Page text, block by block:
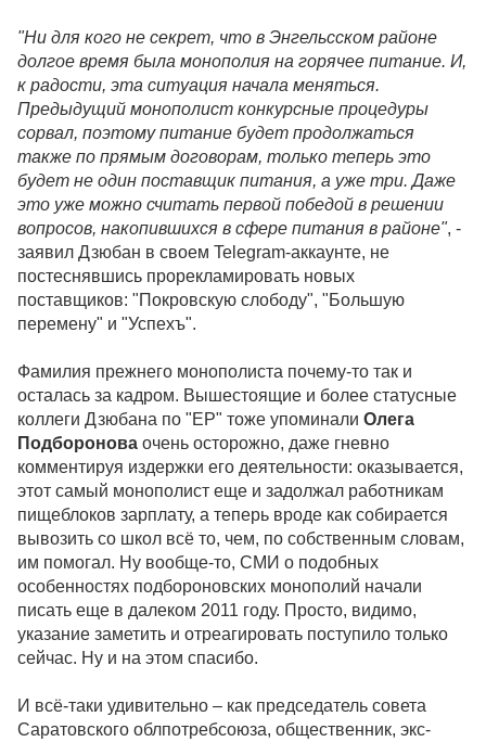
"Ни для кого не секрет, что в Энгельсском районе
долгое время была монополия на горячее питание. И,
к радости, эта ситуация начала меняться.
Предыдущий монополист конкурсные процедуры
сорвал, поэтому питание будет продолжаться
также по прямым договорам, только теперь это
будет не один поставщик питания, а уже три. Даже
это уже можно считать первой победой в решении
вопросов, накопившихся в сфере питания в районе", -
заявил Дзюбан в своем Telegram-аккаунте, не
постеснявшись прорекламировать новых
поставщиков: "Покровскую слободу", "Большую
перемену" и "Успехъ".
Фамилия прежнего монополиста почему-то так и
осталась за кадром. Вышестоящие и более статусные
коллеги Дзюбана по "ЕР" тоже упоминали Олега
Подборонова очень осторожно, даже гневно
комментируя издержки его деятельности: оказывается,
этот самый монополист еще и задолжал работникам
пищеблоков зарплату, а теперь вроде как собирается
вывозить со школ всё то, чем, по собственным словам,
им помогал. Ну вообще-то, СМИ о подобных
особенностях подбороновских монополий начали
писать еще в далеком 2011 году. Просто, видимо,
указание заметить и отреагировать поступило только
сейчас. Ну и на этом спасибо.
И всё-таки удивительно – как председатель совета
Саратовского облпотребсоюза, общественник, экс-